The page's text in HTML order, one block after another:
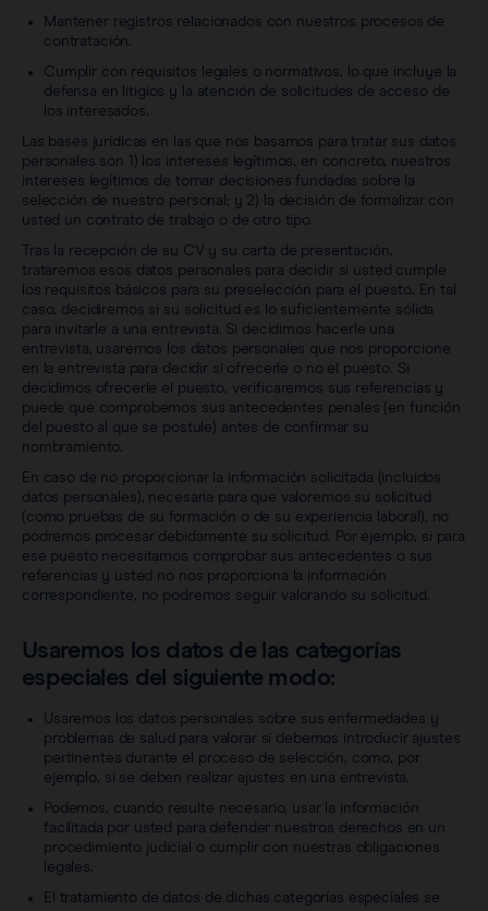
Mantener registros relacionados con nuestros procesos de
contratación.
Cumplir con requisitos legales o normativos, lo que incluye la
defensa en litigios y la atención de solicitudes de acceso de
los interesados.
Las bases jurídicas en las que nos basamos para tratar sus datos
personales son 1) los intereses legítimos, en concreto, nuestros
intereses legítimos de tomar decisiones fundadas sobre la
selección de nuestro personal; y 2) la decisión de formalizar con
usted un contrato de trabajo o de otro tipo.
Tras la recepción de su CV y su carta de presentación,
trataremos esos datos personales para decidir si usted cumple
los requisitos básicos para su preselección para el puesto. En tal
caso, decidiremos si su solicitud es lo suficientemente sólida
para invitarle a una entrevista. Si decidimos hacerle una
entrevista, usaremos los datos personales que nos proporcione
en la entrevista para decidir si ofrecerle o no el puesto. Si
decidimos ofrecerle el puesto, verificaremos sus referencias y
puede que comprobemos sus antecedentes penales (en función
del puesto al que se postule) antes de confirmar su
nombramiento.
En caso de no proporcionar la información solicitada (incluidos
datos personales), necesaria para que valoremos su solicitud
(como pruebas de su formación o de su experiencia laboral), no
podremos procesar debidamente su solicitud. Por ejemplo, si para
ese puesto necesitamos comprobar sus antecedentes o sus
referencias y usted no nos proporciona la información
correspondiente, no podremos seguir valorando su solicitud.
Usaremos los datos de las categorías
especiales del siguiente modo:
Usaremos los datos personales sobre sus enfermedades y
problemas de salud para valorar si debemos introducir ajustes
pertinentes durante el proceso de selección, como, por
ejemplo, si se deben realizar ajustes en una entrevista.
Podemos, cuando resulte necesario, usar la información
facilitada por usted para defender nuestros derechos en un
procedimiento judicial o cumplir con nuestras obligaciones
legales.
El tratamiento de datos de dichas categorías especiales se